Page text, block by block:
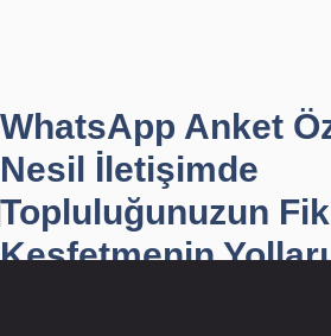
WhatsApp Anket
Nesil İletişimde
Topluluğunuzun
Keşfetmenin Yolları